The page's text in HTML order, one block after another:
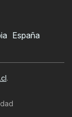
España
.